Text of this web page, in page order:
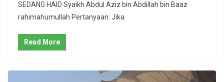
SEDANG HAID Syaikh Abdul Aziz bin Abdillah bin Baaz
rahimahumullah Pertanyaan: Jika
Read More